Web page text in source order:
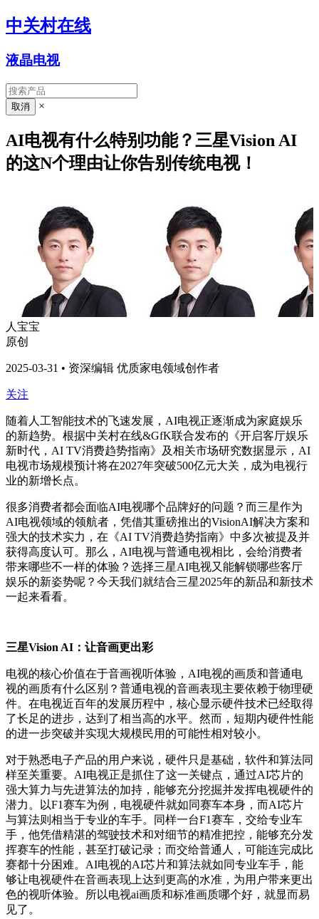
中关村在线
液晶电视
×
AI电视有什么特别功能？三星Vision AI
的这N个理由让你告别传统电视！
人宝宝
原创
2025-03-31 • 资深编辑 优质家电领域创作者
关注
随着人工智能技术的飞速发展，AI电视正逐渐成为家庭娱乐
的新趋势。根据中关村在线&GfK联合发布的《开启客厅娱乐
新时代，AI TV消费趋势指南》及相关市场研究数据显示，AI
电视市场规模预计将在2027年突破500亿元大关，成为电视行
业的新增长点。
很多消费者都会面临AI电视哪个品牌好的问题？而三星作为
AI电视领域的领航者，凭借其重磅推出的VisionAI解决方案和
强大的技术实力，在《AI TV消费趋势指南》中多次被提及并
获得高度认可。那么，AI电视与普通电视相比，会给消费者
带来哪些不一样的体验？选择三星AI电视又能解锁哪些客厅
娱乐的新姿势呢？今天我们就结合三星2025年的新品和新技术
一起来看看。
三星Vision AI：让音画更出彩
电视的核心价值在于音画视听体验，AI电视的画质和普通电
视的画质有什么区别？普通电视的音画表现主要依赖于物理硬
件。在电视近百年的发展历程中，核心显示硬件技术已经取得
了长足的进步，达到了相当高的水平。然而，短期内硬件性能
的进一步突破并实现大规模民用的可能性相对较小。
对于熟悉电子产品的用户来说，硬件只是基础，软件和算法同
样至关重要。AI电视正是抓住了这一关键点，通过AI芯片的
强大算力与先进算法的加持，能够充分挖掘并发挥电视硬件的
潜力。以F1赛车为例，电视硬件就如同赛车本身，而AI芯片
与算法则相当于专业的车手。同样一台F1赛车，交给专业车
手，他凭借精湛的驾驶技术和对细节的精准把控，能够充分发
挥赛车的性能，甚至打破记录；而交给普通人，可能连完成比
赛都十分困难。AI电视的AI芯片和算法就如同专业车手，能
够让电视硬件在音画表现上达到更高的水准，为用户带来更出
色的视听体验。所以电视ai画质和标准画质哪个好，就显而易
见了。